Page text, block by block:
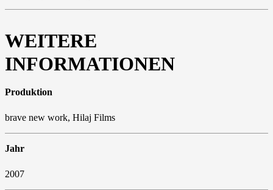
WEITERE
INFORMATIONEN
Produktion
brave new work, Hilaj Films
Jahr
2007